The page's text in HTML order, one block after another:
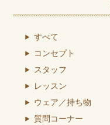
すべて
コンセプト
スタッフ
レッスン
ウェア／持ち物
質問コーナー